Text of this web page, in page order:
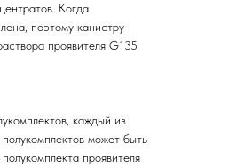
Когда
поэтому канистру
проявителя G135
каждый из
может быть
проявителя